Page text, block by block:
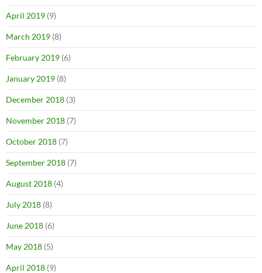
April 2019 (9)
March 2019 (8)
February 2019 (6)
January 2019 (8)
December 2018 (3)
November 2018 (7)
October 2018 (7)
September 2018 (7)
August 2018 (4)
July 2018 (8)
June 2018 (6)
May 2018 (5)
April 2018 (9)